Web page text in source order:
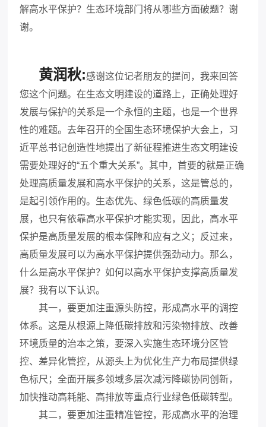
解高水平保护？ 生态环境部门将从哪些方面破题？谢
谢。
黄润秋:感谢这位记者朋友的提问，我来回答
您这个问题。在生态文明建设的道路上，正确处理好
发展与保护的关系是一个永恒的主题，也是一个世界
性的难题。去年召开的全国生态环境保护大会上，习
近平总书记创造性地提出了新征程推进生态文明建设
需要处理好的“五个重大关系”。其中，首要的就是正确
处理高质量发展和高水平保护的关系，这是管总的，
是起引领作用的。生态优先、绿色低碳的高质量发
展，也只有依靠高水平保护才能实现，因此，高水平
保护是高质量发展的根本保障和应有之义；反过来，
高质量发展可以为高水平保护提供强劲动力。那么，
什么是高水平保护？如何以高水平保护支撑高质量发
展？我有以下认识。
其一，要更加注重源头防控，形成高水平的调控
体系。这是从根源上降低碳排放和污染物排放、改善
环境质量的治本之策，要深入实施生态环境分区管
控、差异化管控，从源头上为优化生产力布局提供绿
色标尺；全面开展多领域多层次减污降碳协同创新，
加快推动高耗能、高排放等重点行业绿色低碳转型。
其二，要更加注重精准管控，形成高水平的治理